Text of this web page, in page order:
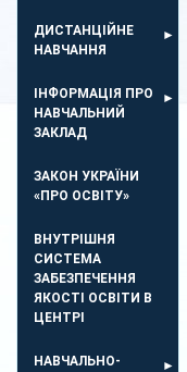
ДИСТАНЦІЙНЕ
НАВЧАННЯ
ІНФОРМАЦІЯ ПРО
НАВЧАЛЬНИЙ
ЗАКЛАД
ЗАКОН УКРАЇНИ
«ПРО ОСВІТУ»
ВНУТРІШНЯ
СИСТЕМА
ЗАБЕЗПЕЧЕННЯ
ЯКОСТІ ОСВІТИ В
ЦЕНТРІ
НАВЧАЛЬНО-